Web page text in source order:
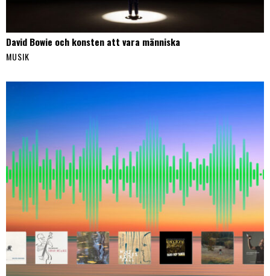
David Bowie och konsten att vara människa
MUSIK